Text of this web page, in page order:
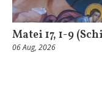
Matei 17, 1-9
06 Aug, 2026